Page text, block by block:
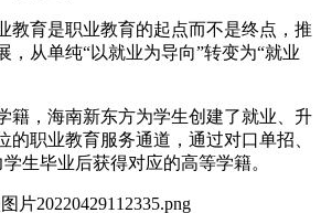
教育是职业教育的起点而不是终点，推
，从单纯“以就业为导向”转变为“就业
籍，海南新东方为学生创建了就业、升
的职业教育服务通道，通过对口单招、
生毕业后获得对应的高等学籍。